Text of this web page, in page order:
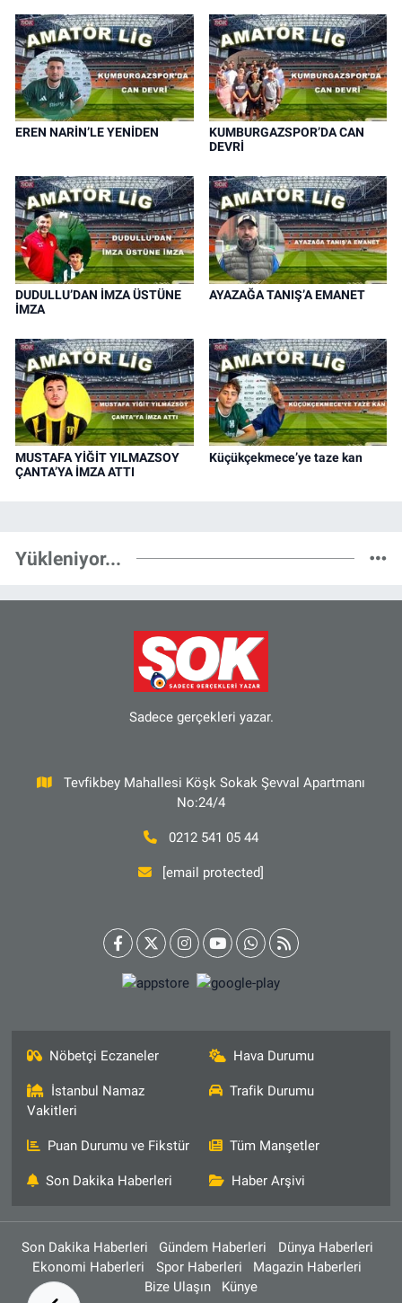
EREN NARİN’LE YENİDEN
KUMBURGAZSPOR’DA CAN
DEVRİ
DUDULLU’DAN İMZA ÜSTÜNE
İMZA
AYAZAĞA TANIŞ’A EMANET
MUSTAFA YİĞİT YILMAZSOY
ÇANTA’YA İMZA ATTI
Küçükçekmece’ye taze kan
Yükleniyor...
Sadece gerçekleri yazar.
Tevfikbey Mahallesi Köşk Sokak Şevval Apartmanı
No:24/4
0212 541 05 44
[email protected]
Nöbetçi Eczaneler Hava Durumu
İstanbul Namaz
Vakitleri
Trafik Durumu
Puan Durumu ve Fikstür Tüm Manşetler
Son Dakika Haberleri Haber Arşivi
Son Dakika Haberleri Gündem Haberleri
Dünya Haberleri
Ekonomi Haberleri
Spor Haberleri
Magazin Haberleri
Bize Ulaşın
Künye